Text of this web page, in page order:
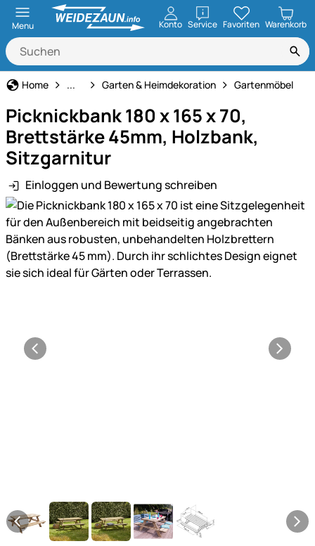
Menu Konto ServiceöffnenFavoriten Warenkorb
Home Haus und Hof
... Garten & Heimdekoration Gartenmöbel
Picknickbank 180 x 165 x 70,
Brettstärke 45mm, Holzbank,
Sitzgarnitur
Einloggen und Bewertung schreiben
Produktgalerie